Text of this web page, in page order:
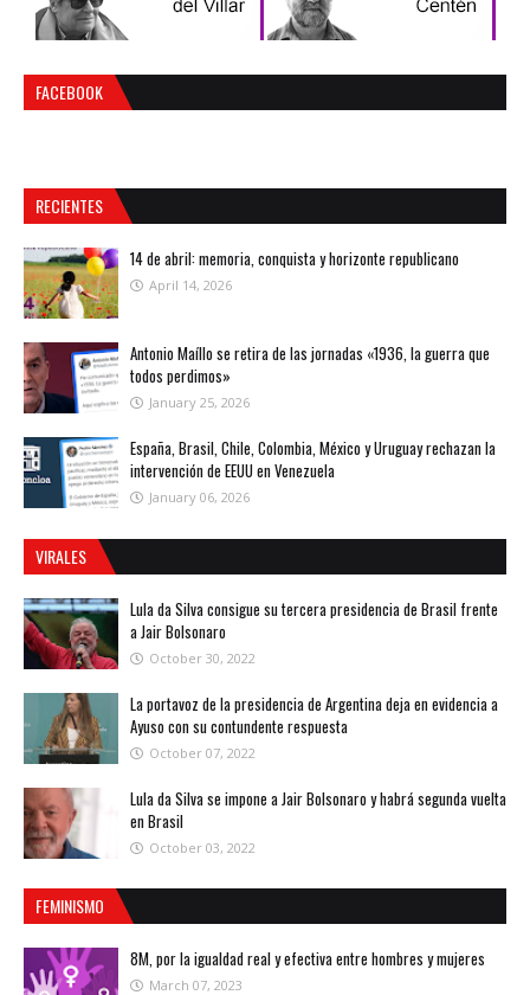
FACEBOOK
RECIENTES
14 de abril: memoria, conquista y horizonte republicano
April 14, 2026
Antonio Maíllo se retira de las jornadas «1936, la guerra que
todos perdimos»
January 25, 2026
España, Brasil, Chile, Colombia, México y Uruguay rechazan la
intervención de EEUU en Venezuela
January 06, 2026
VIRALES
Lula da Silva consigue su tercera presidencia de Brasil frente
a Jair Bolsonaro
October 30, 2022
La portavoz de la presidencia de Argentina deja en evidencia a
Ayuso con su contundente respuesta
October 07, 2022
Lula da Silva se impone a Jair Bolsonaro y habrá segunda vuelta
en Brasil
October 03, 2022
FEMINISMO
8M, por la igualdad real y efectiva entre hombres y mujeres
March 07, 2023